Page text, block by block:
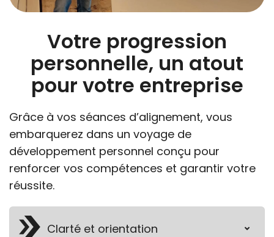
Votre progression
personnelle, un atout
pour votre entreprise
Grâce à vos séances d’alignement, vous
embarquerez dans un voyage de
développement personnel conçu pour
renforcer vos compétences et garantir votre
réussite.
Clarté et orientation